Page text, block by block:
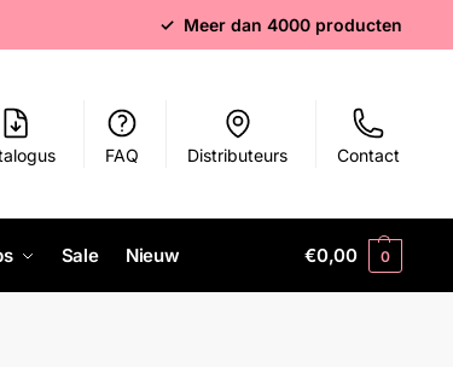
✓ Meer dan 4000 producten
FAQ Distributeurs Contact
Sale Nieuw €0,00 0